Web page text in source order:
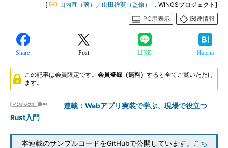
[ 山内直（著）／山田祥寛（監修）
，WINGSプロジェクト]
PC用表示
関連情報
Share Post LINE Hatena
この記事は会員限定です。 会員登録（無料） すると全てご覧いただけ
ます。
連載：Webアプリ実装で学ぶ、現場で役立つ
Rust入門
本連載のサンプルコードをGitHubで公開しています。
こち